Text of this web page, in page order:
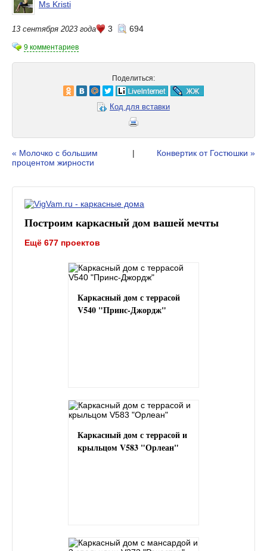
Ms Kristi
13 сентября 2023 года 3 694
9 комментариев
Поделиться:
Код для вставки
« Молочко с большим
процентом жирности
| Конвертик от Гостюшки »
Построим каркасный дом вашей мечты
Ещё 677 проектов
Каркасный дом с террасой
V540 "Принс-Джордж"
Каркасный дом с террасой и
крыльцом V583 "Орлеан"